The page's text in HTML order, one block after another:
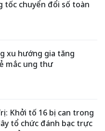
tốc chuyển đổi số toàn
xu hướng gia tăng
mắc ung thư
Khởi tố 16 bị can trong
tổ chức đánh bạc trực